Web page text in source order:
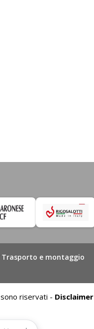
Trasporto e montaggio
riservati - Disclaimer